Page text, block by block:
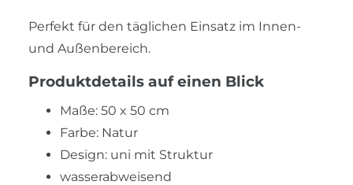
Perfekt für den täglichen Einsatz im Innen-
und Außenbereich.
Produktdetails auf einen Blick
Maße: 50 x 50 cm
Farbe: Natur
Design: uni mit Struktur
wasserabweisend